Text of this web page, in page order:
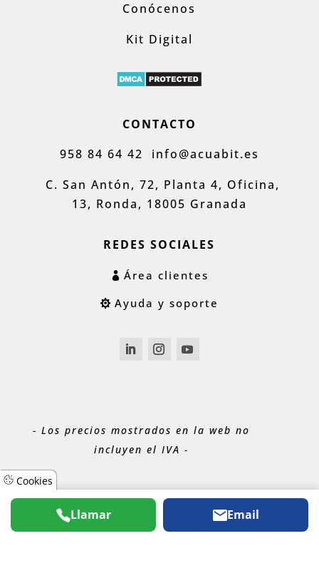
Conócenos
Kit Digital
CONTACTO
958 84 64 42 info@acuabit.es
C. San Antón, 72, Planta 4, Oficina,
13, Ronda, 18005 Granada
REDES SOCIALES
Área clientes
Ayuda y soporte
- Los precios mostrados en la web no
incluyen el IVA -
Cookies
Llamar Email